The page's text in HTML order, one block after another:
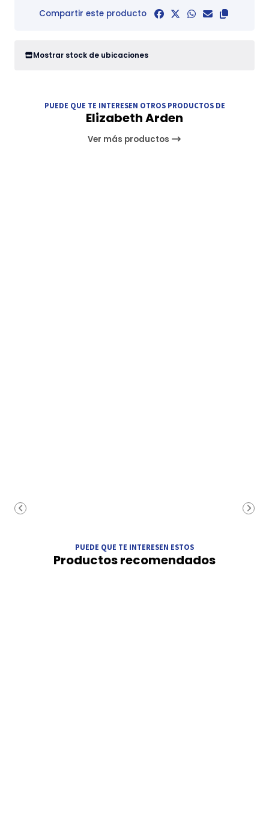
Compartir este producto
Mostrar stock de ubicaciones
PUEDE QUE TE INTERESEN OTROS PRODUCTOS DE
Elizabeth Arden
Ver más productos
PUEDE QUE TE INTERESEN ESTOS
Productos recomendados